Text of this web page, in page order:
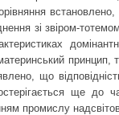
встановлено,
зі звіром-
що
ще до
промислу